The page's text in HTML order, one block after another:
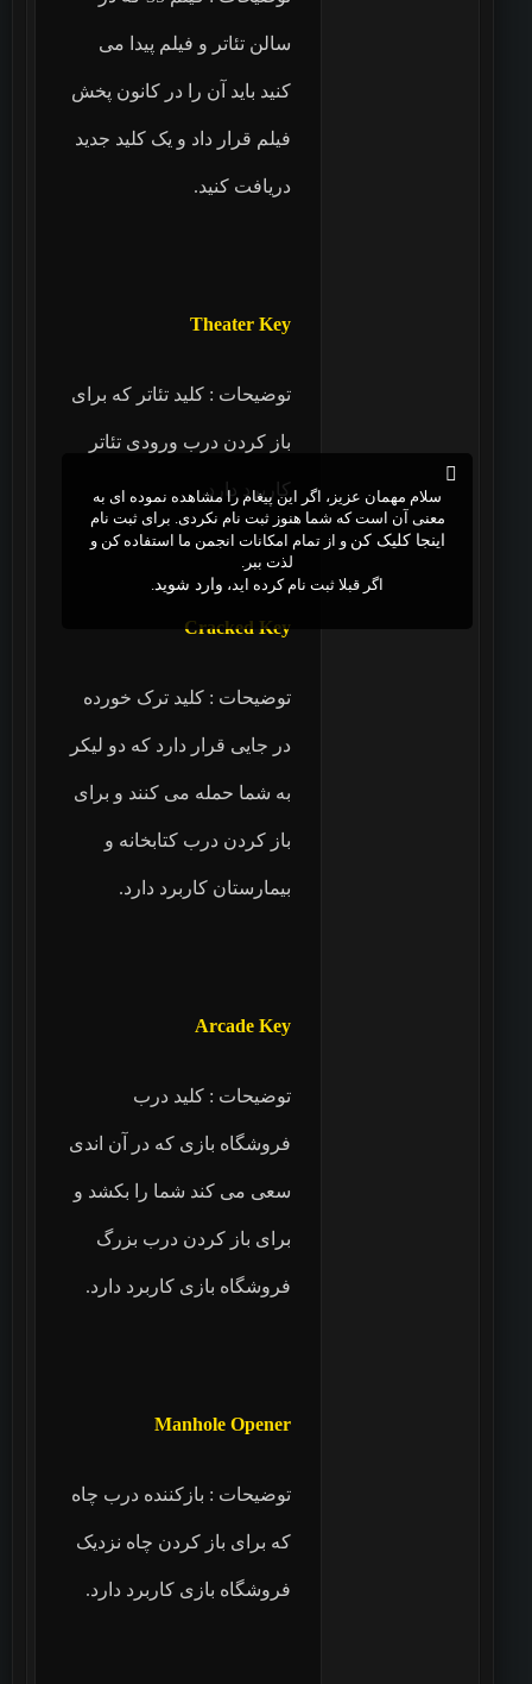
سلام مهمان عزیز، اگر این پیغام را مشاهده نموده ای به
معنی آن است که شما هنوز ثبت نام نکردی. برای ثبت نام
اینجا کلیک کن و از تمام امکانات انجمن ما استفاده کن و
لذت ببر.
اگر قبلا ثبت نام کرده اید، وارد شوید
سالن تئاتر و فیلم پیدا می
کنید باید آن را در کانون پخش
فیلم قرار داد و یک کلید جدید
دریافت کنید.
Theater Key
توضیحات : کلید تئاتر که برای
باز کردن درب ورودی تئاتر
کاربرد دارد.
Cracked Key
توضیحات : کلید ترک خورده
در جایی قرار دارد که دو لیکر
به شما حمله می کنند و برای
باز کردن درب کتابخانه و
بیمارستان کاربرد دارد.
Arcade Key
توضیحات : کلید درب
فروشگاه بازی که در آن اندی
سعی می کند شما را بکشد و
برای باز کردن درب بزرگ
فروشگاه بازی کاربرد دارد.
Manhole Opener
توضیحات : بازکننده درب چاه
که برای باز کردن چاه نزدیک
فروشگاه بازی کاربرد دارد.